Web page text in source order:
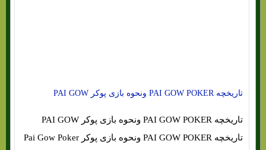
تاریخچه PAI GOW POKER ونحوه بازی پوکر PAI GOW
تاریخچه PAI GOW POKER ونحوه بازی پوکر PAI GOW
تاریخچه PAI GOW POKER ونحوه بازی پوکر Pai Gow Poker